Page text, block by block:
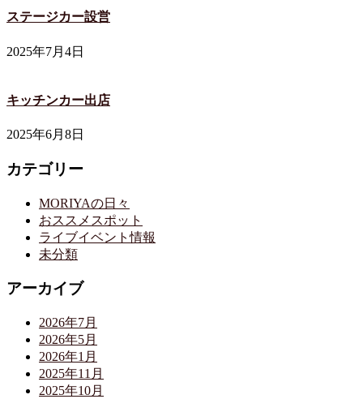
ステージカー設営
2025年7月4日
キッチンカー出店
2025年6月8日
カテゴリー
MORIYAの日々
おススメスポット
ライブイベント情報
未分類
アーカイブ
2026年7月
2026年5月
2026年1月
2025年11月
2025年10月